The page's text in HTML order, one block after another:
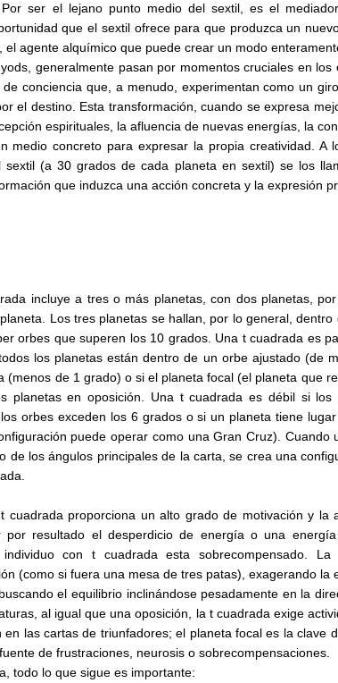
ser el lejano punto medio del sextil, es el
que el sextil ofrece para que produzca un
el agente alquímico que puede crear un modo
generalmente pasan por momentos cruciales en
conciencia que, a menudo, experimentan como un
el destino. Esta transformación, cuando se expresa
espirituales, la afluencia de nuevas energías, la
medio concreto para expresar la propia creatividad. A
sextil (a 30 grados de cada planeta en sextil) se los
que induzca una acción concreta y la expresión
incluye a tres o más planetas, con dos planetas,
Los tres planetas se hallan, por lo general,
orbes que superen los 10 grados. Una t cuadrada es
los planetas están dentro de un orbe ajustado (de
(menos de 1 grado) o si el planeta focal (el planeta que
planetas en oposición. Una t cuadrada es débil si los
orbes exceden los 6 grados o si un planeta tiene
puede operar como una Gran Cruz). Cuando
de los ángulos principales de la carta, se crea una
t cuadrada proporciona un alto grado de motivación y la
por resultado el desperdicio de energía o una
con t cuadrada esta sobrecompensado.
(como si fuera una mesa de tres patas), exagerando la
el equilibrio inclinándose pesadamente en la
al igual que una oposición, la t cuadrada exige
en las cartas de triunfadores; el planeta focal es la clave
de frustraciones, neurosis o sobrecompensaciones.
todo lo que sigue es importante: